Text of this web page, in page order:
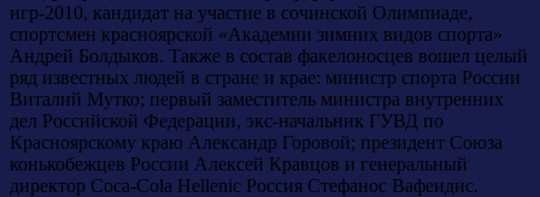
игр-2010, кандидат на участие в сочинской Олимпиаде,
спортсмен красноярской «Академии зимних видов спорта»
Андрей Болдыков. Также в состав факелоносцев вошел целый
ряд известных людей в стране и крае: министр спорта России
Виталий Мутко; первый заместитель министра внутренних
дел Российской Федерации, экс-начальник ГУВД по
Красноярскому краю Александр Горовой; президент Союза
конькобежцев России Алексей Кравцов и генеральный
директор Coca-Cola Hellenic Россия Стефанос Вафеидис.